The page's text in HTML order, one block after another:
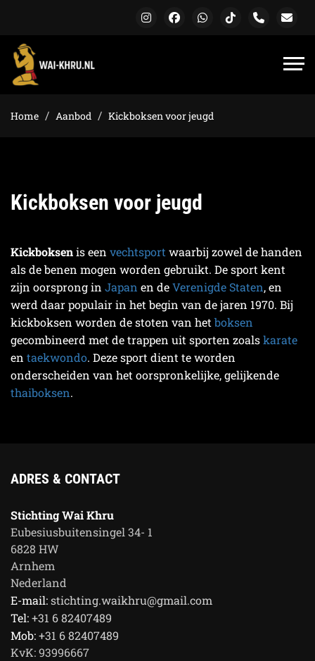
Home Aanbod Kickboksen voor jeugd
Kickboksen voor jeugd
Kickboksenis een vechtsport waarbij zowel de handen
als de benen mogen worden gebruikt. De sport kent
zijn oorsprong in Japan en deVerenigde Staten, en
werd daar populair in het begin van de jaren 1970. Bij
kickboksen worden de stoten van het boksen
gecombineerd met de trappen uit sporten zoalskarate
en taekwondo. Deze sport dient te worden
onderscheiden van het oorspronkelijke, gelijkende
thaiboksen.
ADRES & CONTACT
Stichting Wai Khru
Eubesiusbuitensingel 34- 1
6828 HW
Arnhem
Nederland
E-mail:stichting.waikhru@gmail.com
Tel:+31 6 82407489
Mob:+31 6 82407489
KvK:93996667